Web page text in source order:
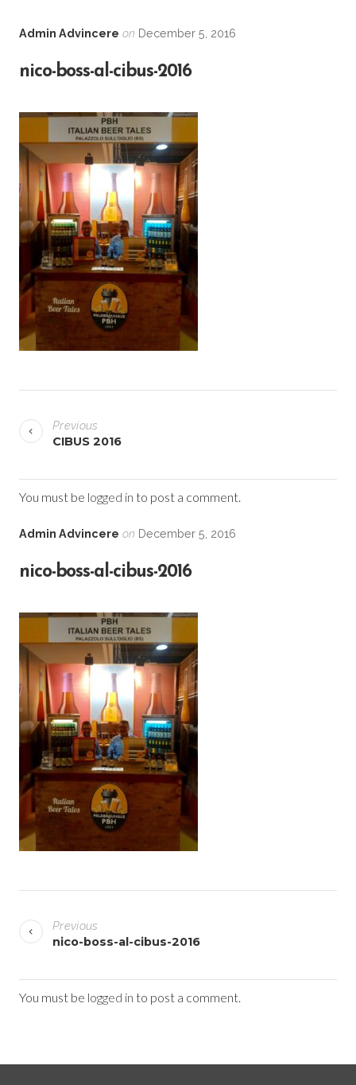
Admin Advincere on December 5, 2016
nico-boss-al-cibus-2016
o
s
t
n
a
g
a
t
o
n
Previous
CIBUS 2016
You must be logged in to post a comment.
Admin Advincere on December 5, 2016
nico-boss-al-cibus-2016
o
s
t
a
Previous
nico-boss-al-cibus-2016
You must be logged in to post a comment.